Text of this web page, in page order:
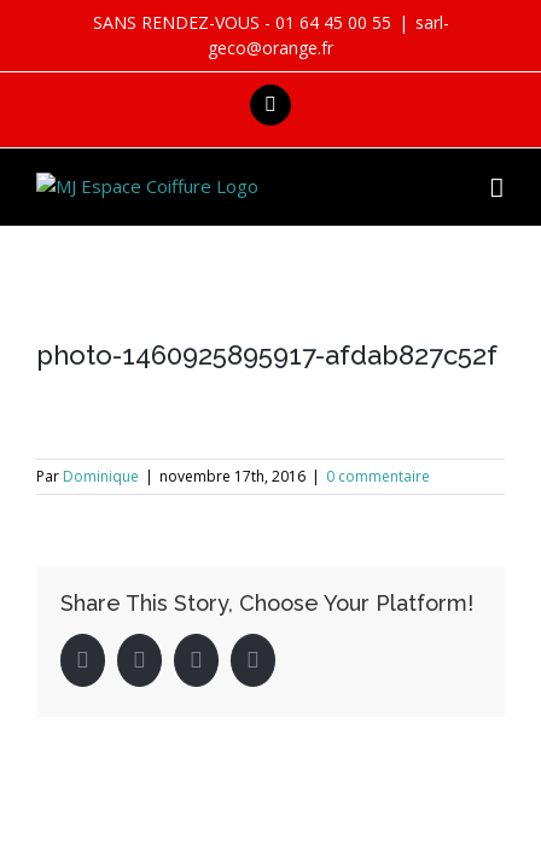
content
SANS RENDEZ-VOUS - 01 64 45 00 55 | sarl-
geco@orange.fr
facebook
photo-1460925895917-afdab827c52f
Par Dominique | novembre 17th, 2016 | 0 commentaire
Share This Story, Choose Your Platform!
facebooktwitter linkedin pinterest